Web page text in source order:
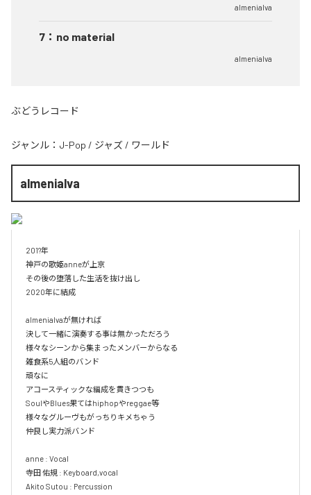
almenialva
7 ： no material
almenialva
ぶどうレコード
ジャンル： J-Pop / ジャズ / ワールド
almenialva
201?年
神戸の歌姫anneが上京
その後の堕落した生活を抜け出し
2020年に結成
almenialvaが無ければ
決して一緒に演奏する事は無かっただろう
様々なシーンから集まったメンバーからなる
雑食系5人組のバンド
頑なに
アコースティックな編成を貫きつつも
SoulやBlues果てはhiphopやreggae等
様々なグルーヴもがっちりキメちゃう
仲良し実力派バンド
anne : Vocal
寺田 佑規 : Keyboard,vocal
Akito Sutou : Percussion